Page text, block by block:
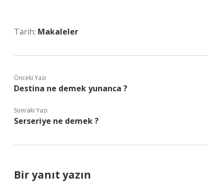
Tarih: Makaleler
Önceki Yazı
Destina ne demek yunanca ?
Sonraki Yazı
Serseriye ne demek ?
Bir yanıt yazın